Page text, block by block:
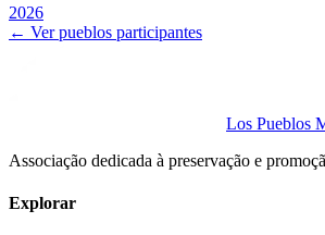
2026
← Ver pueblos participantes
Los Pueblos
Associação dedicada à preservação e
Explorar